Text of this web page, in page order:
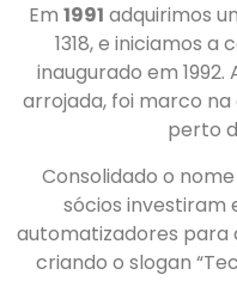
Em 1991 adquirimos
1318, e iniciamos
inaugurado em
arrojada, foi marco
perto
Consolidado o nome
sócios investiram
automatizadores para
criando o slogan